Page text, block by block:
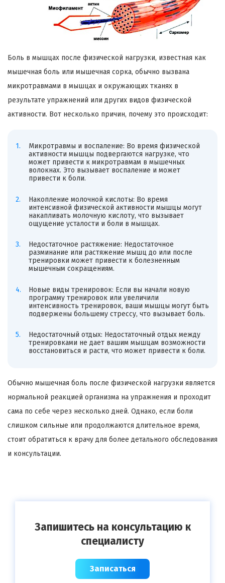
Боль в мышцах после физической нагрузки, известная как
мышечная боль или мышечная сорка, обычно вызвана
микротравмами в мышцах и окружающих тканях в
результате упражнений или других видов физической
активности. Вот несколько причин, почему это происходит:
Микротравмы и воспаление: Во время физической
активности мышцы подвергаются нагрузке, что
может привести к микротравмам в мышечных
волокнах. Это вызывает воспаление и может
привести к боли.
Накопление молочной кислоты: Во время
интенсивной физической активности мышцы могут
накапливать молочную кислоту, что вызывает
ощущение усталости и боли в мышцах.
Недостаточное растяжение: Недостаточное
разминание или растяжение мышц до или после
тренировки может привести к болезненным
мышечным сокращениям.
Новые виды тренировок: Если вы начали новую
программу тренировок или увеличили
интенсивность тренировок, ваши мышцы могут быть
подвержены большему стрессу, что вызывает боль.
Недостаточный отдых: Недостаточный отдых между
тренировками не дает вашим мышцам возможности
восстановиться и расти, что может привести к боли.
Обычно мышечная боль после физической нагрузки является
нормальной реакцией организма на упражнения и проходит
сама по себе через несколько дней. Однако, если боли
слишком сильные или продолжаются длительное время,
стоит обратиться к врачу для более детального обследования
и консультации.
Запишитесь на консультацию к
специалисту
Записаться